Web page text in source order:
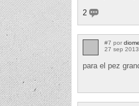
2
#7 por
27 sep
para el pez